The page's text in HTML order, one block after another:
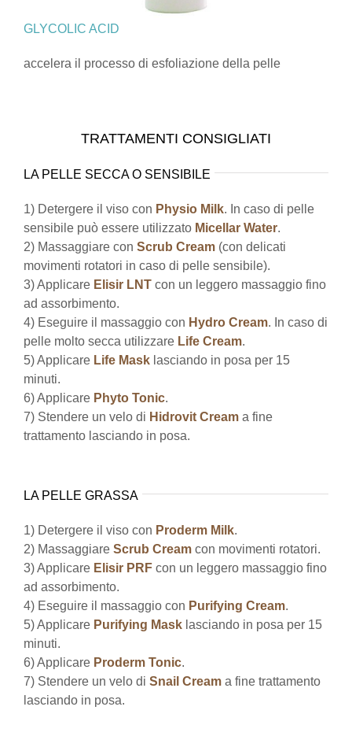
GLYCOLIC ACID
accelera il processo di esfoliazione della pelle
TRATTAMENTI CONSIGLIATI
LA PELLE SECCA O SENSIBILE
1) Detergere il viso con Physio Milk. In caso di pelle
sensibile può essere utilizzato Micellar Water.
2) Massaggiare con Scrub Cream (con delicati
movimenti rotatori in caso di pelle sensibile).
3) Applicare Elisir LNT con un leggero massaggio fino
ad assorbimento.
4) Eseguire il massaggio con Hydro Cream. In caso di
pelle molto secca utilizzare Life Cream.
5) Applicare Life Mask lasciando in posa per 15
minuti.
6) Applicare Phyto Tonic.
7) Stendere un velo di Hidrovit Cream a fine
trattamento lasciando in posa.
LA PELLE GRASSA
1) Detergere il viso con Proderm Milk.
2) Massaggiare Scrub Cream con movimenti rotatori.
3) Applicare Elisir PRF con un leggero massaggio fino
ad assorbimento.
4) Eseguire il massaggio con Purifying Cream.
5) Applicare Purifying Mask lasciando in posa per 15
minuti.
6) Applicare Proderm Tonic.
7) Stendere un velo di Snail Cream a fine trattamento
lasciando in posa.